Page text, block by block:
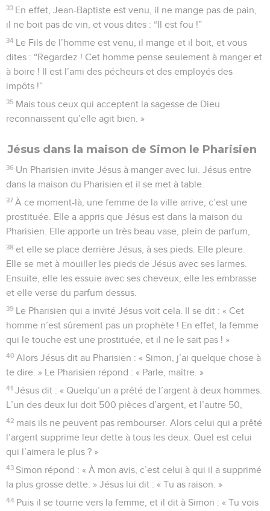
33 En effet, Jean-Baptiste est venu, il ne mange pas de pain,
il ne boit pas de vin, et vous dites : “Il est fou !”
34 Le Fils de l’homme est venu, il mange et il boit, et vous
dites : “Regardez ! Cet homme pense seulement à manger et
à boire ! Il est l’ami des pécheurs et des employés des
impôts !”
35 Mais tous ceux qui acceptent la sagesse de Dieu
reconnaissent qu’elle agit bien. »
Jésus dans la maison de Simon le Pharisien
36 Un Pharisien invite Jésus à manger avec lui. Jésus entre
dans la maison du Pharisien et il se met à table.
37 À ce moment-là, une femme de la ville arrive, c’est une
prostituée. Elle a appris que Jésus est dans la maison du
Pharisien. Elle apporte un très beau vase, plein de parfum,
38 et elle se place derrière Jésus, à ses pieds. Elle pleure.
Elle se met à mouiller les pieds de Jésus avec ses larmes.
Ensuite, elle les essuie avec ses cheveux, elle les embrasse
et elle verse du parfum dessus.
39 Le Pharisien qui a invité Jésus voit cela. Il se dit : « Cet
homme n’est sûrement pas un prophète ! En effet, la femme
qui le touche est une prostituée, et il ne le sait pas ! »
40 Alors Jésus dit au Pharisien : « Simon, j’ai quelque chose à
te dire. » Le Pharisien répond : « Parle, maître. »
41 Jésus dit : « Quelqu’un a prêté de l’argent à deux hommes.
L’un des deux lui doit 500 pièces d’argent, et l’autre 50,
42 mais ils ne peuvent pas rembourser. Alors celui qui a prêté
l’argent supprime leur dette à tous les deux. Quel est celui
qui l’aimera le plus ? »
43 Simon répond : « À mon avis, c’est celui à qui il a supprimé
la plus grosse dette. » Jésus lui dit : « Tu as raison. »
44 Puis il se tourne vers la femme, et il dit à Simon : « Tu vois